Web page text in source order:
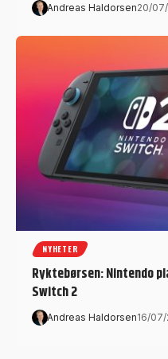
Andreas Haldorsen20/
NYHETER
Ryktebørsen: Nintendo
Switch 2
Andreas Haldorsen16/